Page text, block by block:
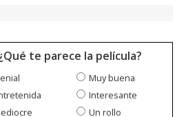
te parece la película?
Muy buena
Interesante
Un rollo